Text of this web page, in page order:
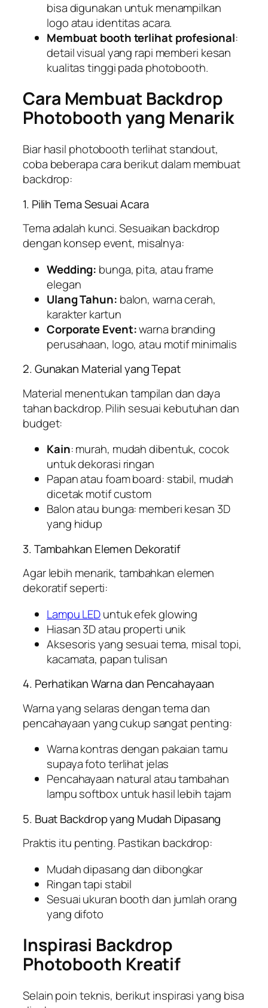
bisa digunakan untuk menampilkan
logo atau identitas acara.
Membuat booth terlihat profesional:
detail visual yang rapi memberi kesan
kualitas tinggi pada photobooth.
Cara Membuat Backdrop
Photobooth yang Menarik
Biar hasil photobooth terlihat standout,
coba beberapa cara berikut dalam membuat
backdrop:
1. Pilih Tema Sesuai Acara
Tema adalah kunci. Sesuaikan backdrop
dengan konsep event, misalnya:
Wedding: bunga, pita, atau frame
elegan
Ulang Tahun: balon, warna cerah,
karakter kartun
Corporate Event:warna branding
perusahaan, logo, atau motif minimalis
2. Gunakan Material yang Tepat
Material menentukan tampilan dan daya
tahan backdrop. Pilih sesuai kebutuhan dan
budget:
Kain: murah, mudah dibentuk, cocok
untuk dekorasi ringan
Papan atau foam board: stabil, mudah
dicetak motif custom
Balon atau bunga: memberi kesan 3D
yang hidup
3. Tambahkan Elemen Dekoratif
Agar lebih menarik, tambahkan elemen
dekoratif seperti:
Lampu LEDuntuk efek glowing
Hiasan 3D atau properti unik
Aksesoris yang sesuai tema, misal topi,
kacamata, papan tulisan
4. Perhatikan Warna dan Pencahayaan
Warna yang selaras dengan tema dan
pencahayaan yang cukup sangat penting:
Warna kontras dengan pakaian tamu
supaya foto terlihat jelas
Pencahayaan natural atau tambahan
lampu softbox untuk hasil lebih tajam
5. Buat Backdrop yang Mudah Dipasang
Praktis itu penting. Pastikan backdrop:
Mudah dipasang dan dibongkar
Ringan tapi stabil
Sesuai ukuran booth dan jumlah orang
yang difoto
Inspirasi Backdrop
Photobooth Kreatif
Selain poin teknis, berikut inspirasi yang bisa